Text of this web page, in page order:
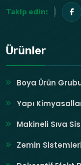
Takip edin:
Ürünler
Boya Ürün
Yapı
Makineli Sıva
Zemin